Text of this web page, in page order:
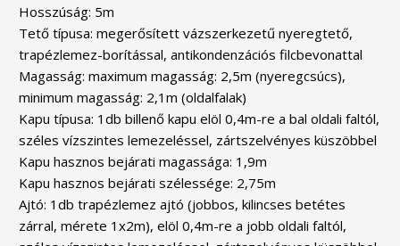
Hosszúság: 5m
Tető típusa: megerősített vázszerkezetű nyeregtető,
trapézlemez-borítással, antikondenzációs filcbevonattal
Magasság: maximum magasság: 2,5m (nyeregcsúcs),
minimum magasság: 2,1m (oldalfalak)
Kapu típusa: 1db billenő kapu elöl 0,4m-re a bal oldali faltól,
széles vízszintes lemezeléssel, zártszelvényes küszöbbel
Kapu hasznos bejárati magassága: 1,9m
Kapu hasznos bejárati szélessége: 2,75m
Ajtó: 1db trapézlemez ajtó (jobbos, kilincses betétes
zárral, mérete 1x2m), elöl 0,4m-re a jobb oldali faltól,